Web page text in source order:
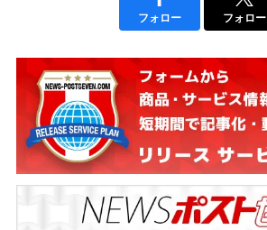
フォロー フォロー